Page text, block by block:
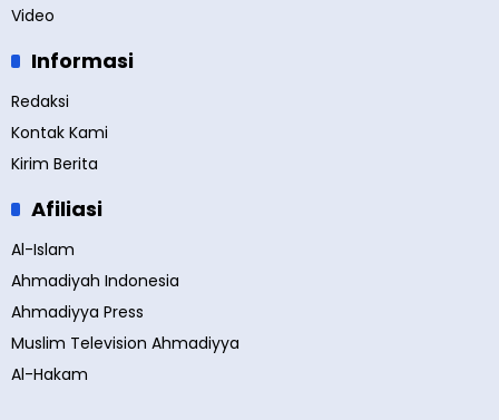
Video
Informasi
Redaksi
Kontak Kami
Kirim Berita
Afiliasi
Al-Islam
Ahmadiyah Indonesia
Ahmadiyya Press
Muslim Television Ahmadiyya
Al-Hakam